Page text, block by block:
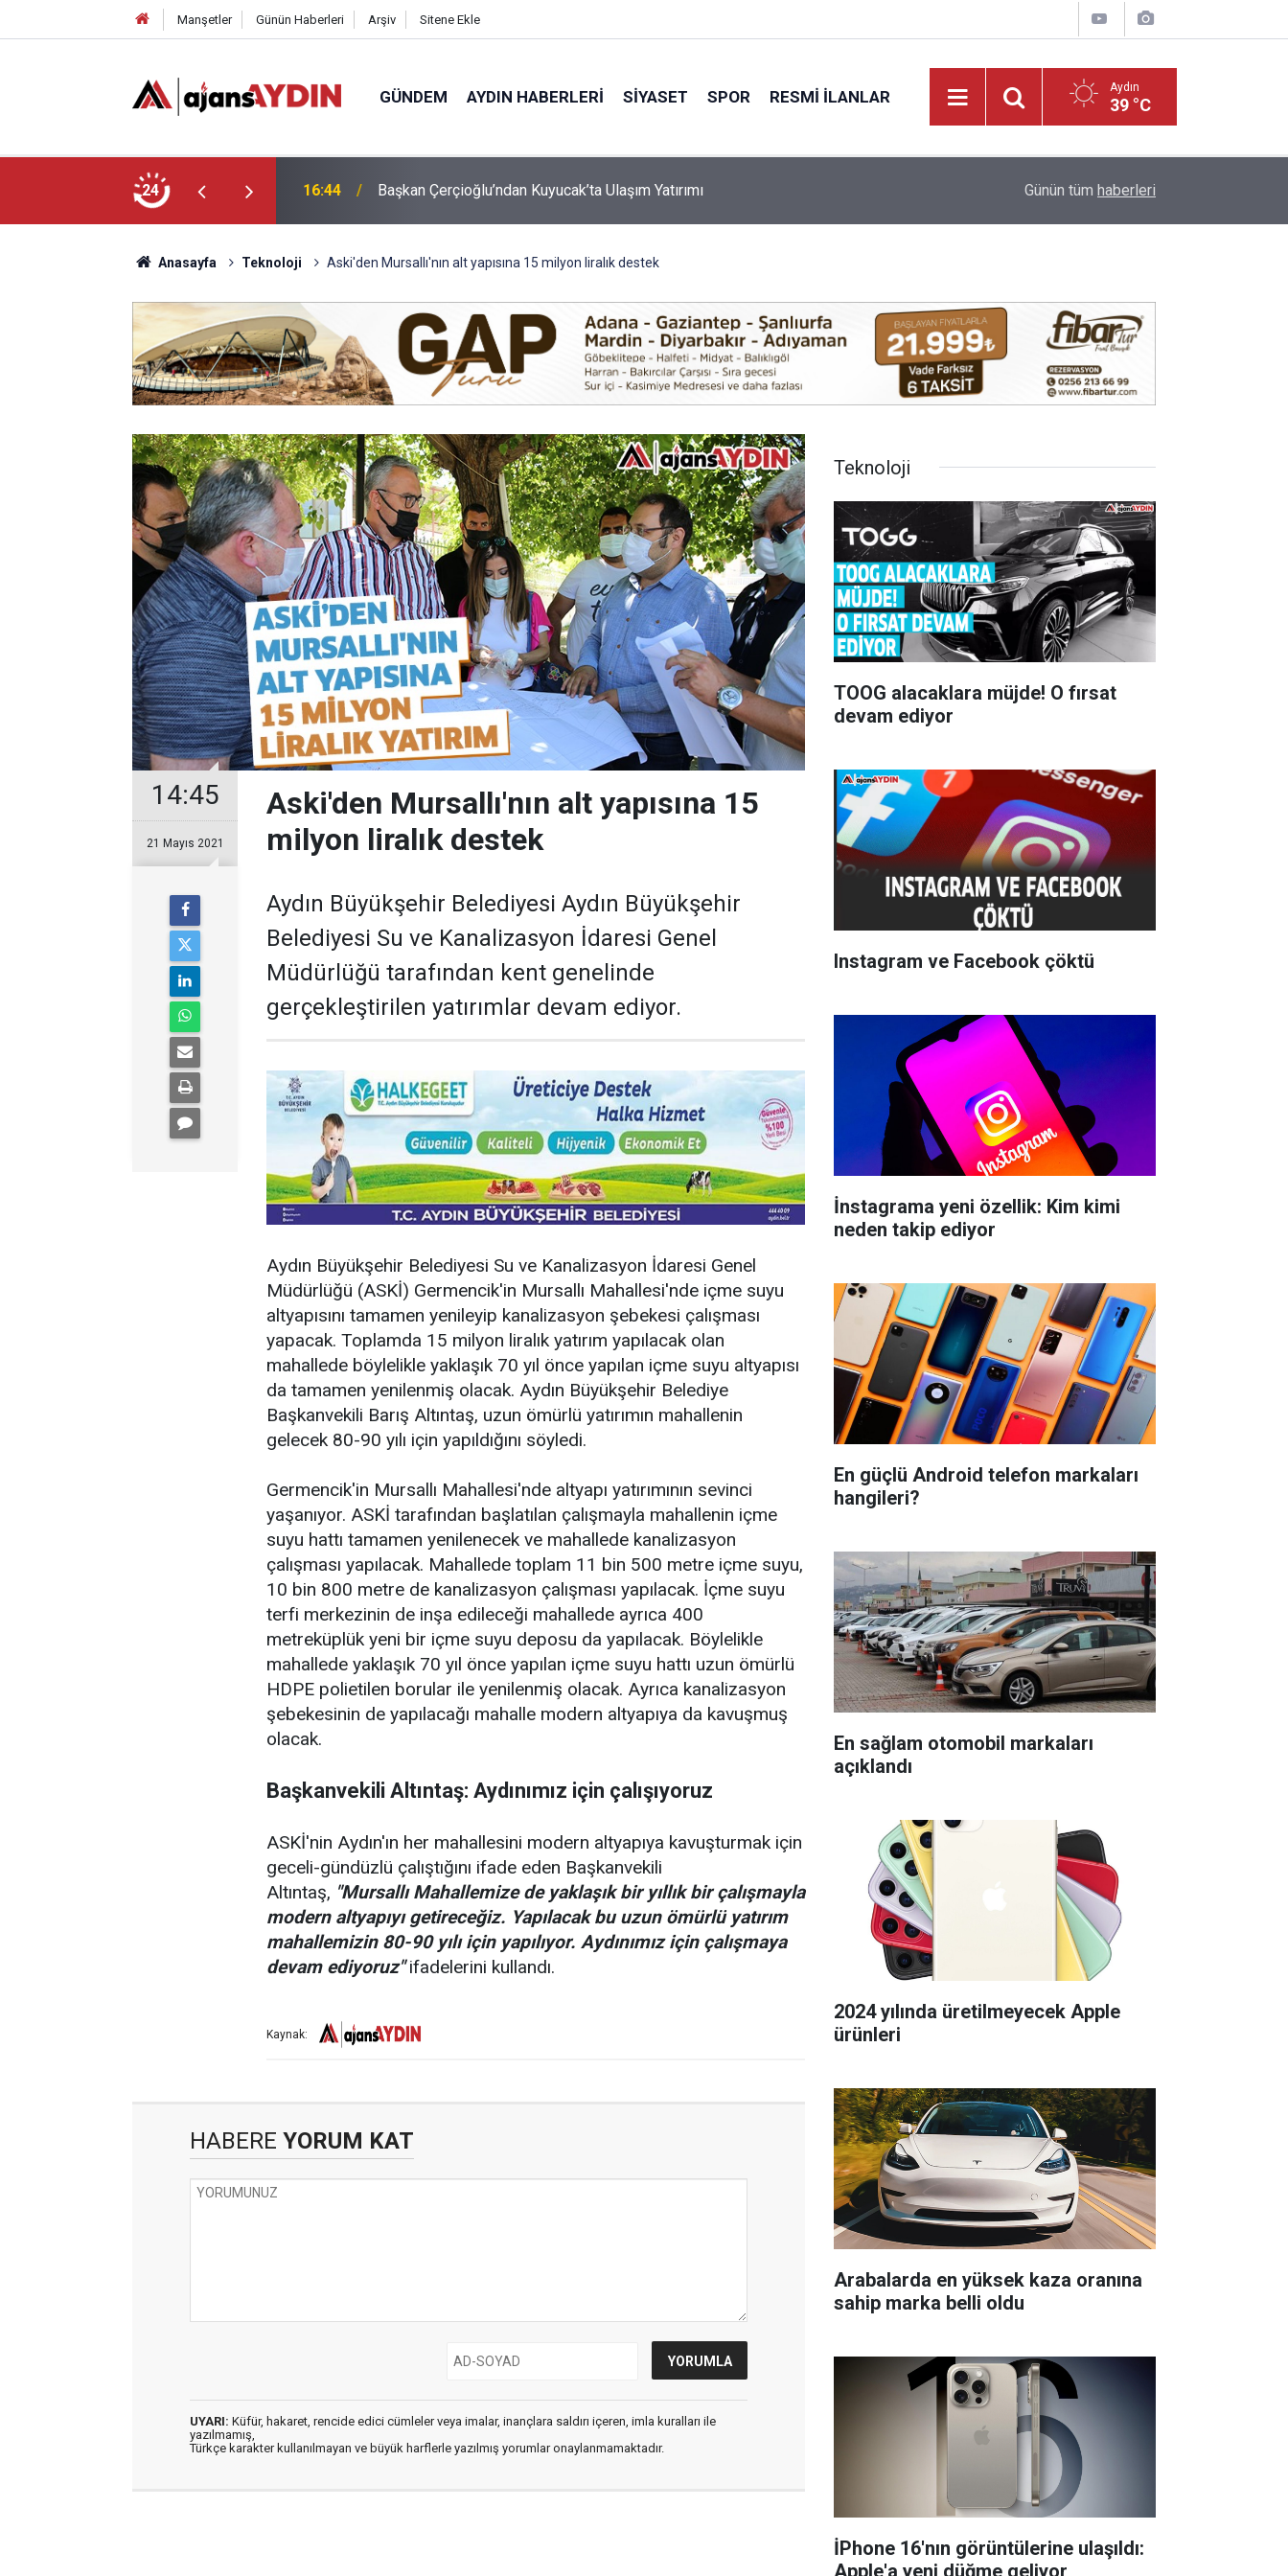
Manşetler Günün Haberleri Arşiv Sitene Ekle
GÜNDEM AYDIN HABERLERI SIYASET SPOR RESMI İLANLAR Aydın
39 °C
24 16:09 Aydınlı Koray Bir Kez Daha Gururlandırdı! 7 ilden ülkücü gençler bir araya geldi
Günün tüm haberleri
Anasayfa Teknoloji Aski'den Mursallı'nın alt yapısına 15 milyon liralık destek
14:45
21 Mayıs 2021
Aski'den Mursallı'nın alt yapısına 15
milyon liralık destek
Aydın Büyükşehir Belediyesi Aydın Büyükşehir
Belediyesi Su ve Kanalizasyon İdaresi Genel
Müdürlüğü tarafından kent genelinde
gerçekleştirilen yatırımlar devam ediyor.
Aydın Büyükşehir Belediyesi Su ve Kanalizasyon İdaresi Genel
Müdürlüğü (ASKİ) Germencik'in Mursallı Mahallesi'nde içme suyu
altyapısını tamamen yenileyip kanalizasyon şebekesi çalışması
yapacak. Toplamda 15 milyon liralık yatırım yapılacak olan
mahallede böylelikle yaklaşık 70 yıl önce yapılan içme suyu altyapısı
da tamamen yenilenmiş olacak. Aydın Büyükşehir Belediye
Başkanvekili Barış Altıntaş, uzun ömürlü yatırımın mahallenin
gelecek 80-90 yılı için yapıldığını söyledi.
Germencik'in Mursallı Mahallesi'nde altyapı yatırımının sevinci
yaşanıyor. ASKİ tarafından başlatılan çalışmayla mahallenin içme
suyu hattı tamamen yenilenecek ve mahallede kanalizasyon
çalışması yapılacak. Mahallede toplam 11 bin 500 metre içme suyu,
10 bin 800 metre de kanalizasyon çalışması yapılacak. İçme suyu
terfi merkezinin de inşa edileceği mahallede ayrıca 400
metreküplük yeni bir içme suyu deposu da yapılacak. Böylelikle
mahallede yaklaşık 70 yıl önce yapılan içme suyu hattı uzun ömürlü
HDPE polietilen borular ile yenilenmiş olacak. Ayrıca kanalizasyon
şebekesinin de yapılacağı mahalle modern altyapıya da kavuşmuş
olacak.
Başkanvekili Altıntaş: Aydınımız için çalışıyoruz
ASKİ'nin Aydın'ın her mahallesini modern altyapıya kavuşturmak için
geceli-gündüzlü çalıştığını ifade eden Başkanvekili
Altıntaş, "Mursallı Mahallemize de yaklaşık bir yıllık bir çalışmayla
modern altyapıyı getireceğiz. Yapılacak bu uzun ömürlü yatırım
mahallemizin 80-90 yılı için yapılıyor. Aydınımız için çalışmaya
devam ediyoruz"ifadelerini kullandı.
Kaynak:
HABERE YORUM KAT
UYARI: Küfür, hakaret, rencide edici cümleler veya imalar, inançlara saldırı içeren, imla kuralları ile
yazılmamış,
Türkçe karakter kullanılmayan ve büyük harflerle yazılmış yorumlar onaylanmamaktadır.
Teknoloji
TOOG alacaklara müjde! O fırsat
devam ediyor
Instagram ve Facebook çöktü
İnstagrama yeni özellik: Kim kimi
neden takip ediyor
En güçlü Android telefon markaları
hangileri?
En sağlam otomobil markaları
açıklandı
2024 yılında üretilmeyecek Apple
ürünleri
Arabalarda en yüksek kaza oranına
sahip marka belli oldu
İPhone 16'nın görüntülerine ulaşıldı:
Apple'a yeni düğme geliyor